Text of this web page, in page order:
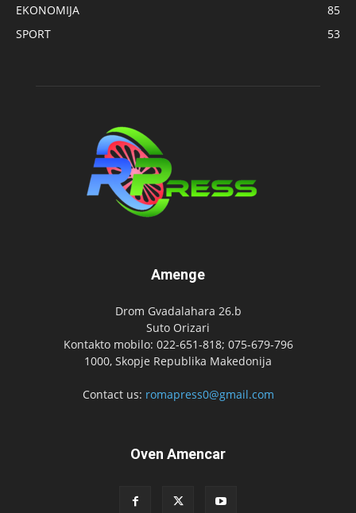
EKONOMIJA
85
SPORT
53
Amenge
Drom Gvadalahara 26.b
Suto Orizari
Kontakto mobilo: 022-651-818; 075-679-796
1000, Skopje Republika Makedonija
Contact us: romapress0@gmail.com
Oven Amencar